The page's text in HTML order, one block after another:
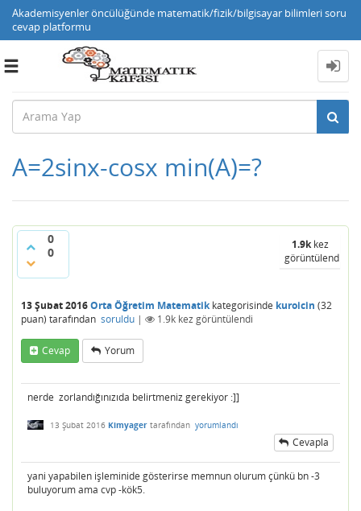
Akademisyenler öncülüğünde matematik/fizik/bilgisayar bilimleri soru
cevap platformu
Toggle
A=2sinx-cosx min(A)=?
0
0
1.9kkez
görüntülendi
13 Şubat 2016Orta Öğretim Matematikkategorisinde kuroicin (32
puan) tarafından soruldu | 1.9k kez görüntülendi
Cevap Yorum
nerde zorlandığınızıda belirtmeniz gerekiyor :]]
13 Şubat 2016 Kimyager tarafından yorumlandı
Cevapla
yani yapabilen işleminide gösterirse memnun olurum çünkü bn -3
buluyorum ama cvp -kök5.